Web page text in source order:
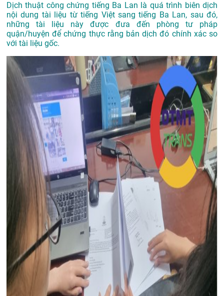
Dịch thuật công chứng tiếng Ba Lan là quá trình biên dịch
nội dung tài liệu từ tiếng Việt sang tiếng Ba Lan, sau đó,
những tài liệu này được đưa đến phòng tư pháp
quận/huyện để chứng thực rằng bản dịch đó chính xác so
với tài liệu gốc.